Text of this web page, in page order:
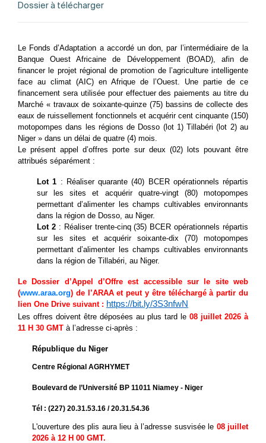
Dossier à télécharger
Le Fonds d’Adaptation a accordé un don, par l’intermédiaire de la
Banque Ouest Africaine de Développement (BOAD), afin de
financer le projet régional de promotion de l’agriculture intelligente
face au climat (AIC) en Afrique de l’Ouest. Une partie de ce
financement sera utilisée pour effectuer des paiements au titre du
Marché « travaux de soixante-quinze (75) bassins de collecte des
eaux de ruissellement fonctionnels et acquérir cent cinquante (150)
motopompes dans les régions de Dosso (lot 1) Tillabéri (lot 2) au
Niger » dans un délai de quatre (4) mois.
Le présent appel d’offres porte sur deux (02) lots pouvant être
attribués séparément :
Lot 1 : Réaliser quarante (40) BCER opérationnels répartis
sur les sites et acquérir quatre-vingt (80) motopompes
permettant d’alimenter les champs cultivables environnants
dans la région de Dosso, au Niger.
Lot 2: Réaliser trente-cinq (35) BCER opérationnels répartis
sur les sites et acquérir soixante-dix (70) motopompes
permettant d’alimenter les champs cultivables environnants
dans la région de Tillabéri, au Niger.
Le Dossier d’Appel d’Offre est accessible sur le site web
(www.araa.org) de l’ARAA et peut y être téléchargé à partir du
lien One Drive suivant : https://bit.ly/3S3nfwN
Les offres doivent être déposées au plus tard le 08 juillet 2026 à
11 H 30 GMT à l’adresse ci-après :
République du Niger
Centre Régional AGRHYMET
Boulevard de l’Université BP 11011 Niamey - Niger
Tél : (227) 20.31.53.16 / 20.31.54.36
L'ouverture des plis aura lieu à l’adresse susvisée le 08 juillet
2026 à 12 H 00 GMT.